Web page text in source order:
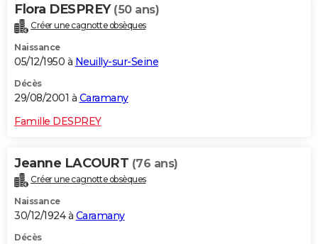
Flora DESPREY (50 ans)
Créer une cagnotte obsèques
Naissance
05/12/1950 à Neuilly-sur-Seine
Décès
29/08/2001 à Caramany
Famille DESPREY
Jeanne LACOURT (76 ans)
Créer une cagnotte obsèques
Naissance
30/12/1924 à Caramany
Décès